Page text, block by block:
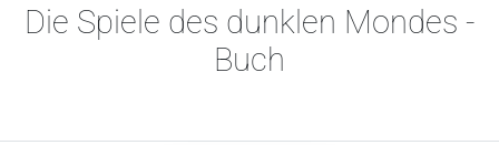
Die Spiele des dunklen Mondes -
Buch